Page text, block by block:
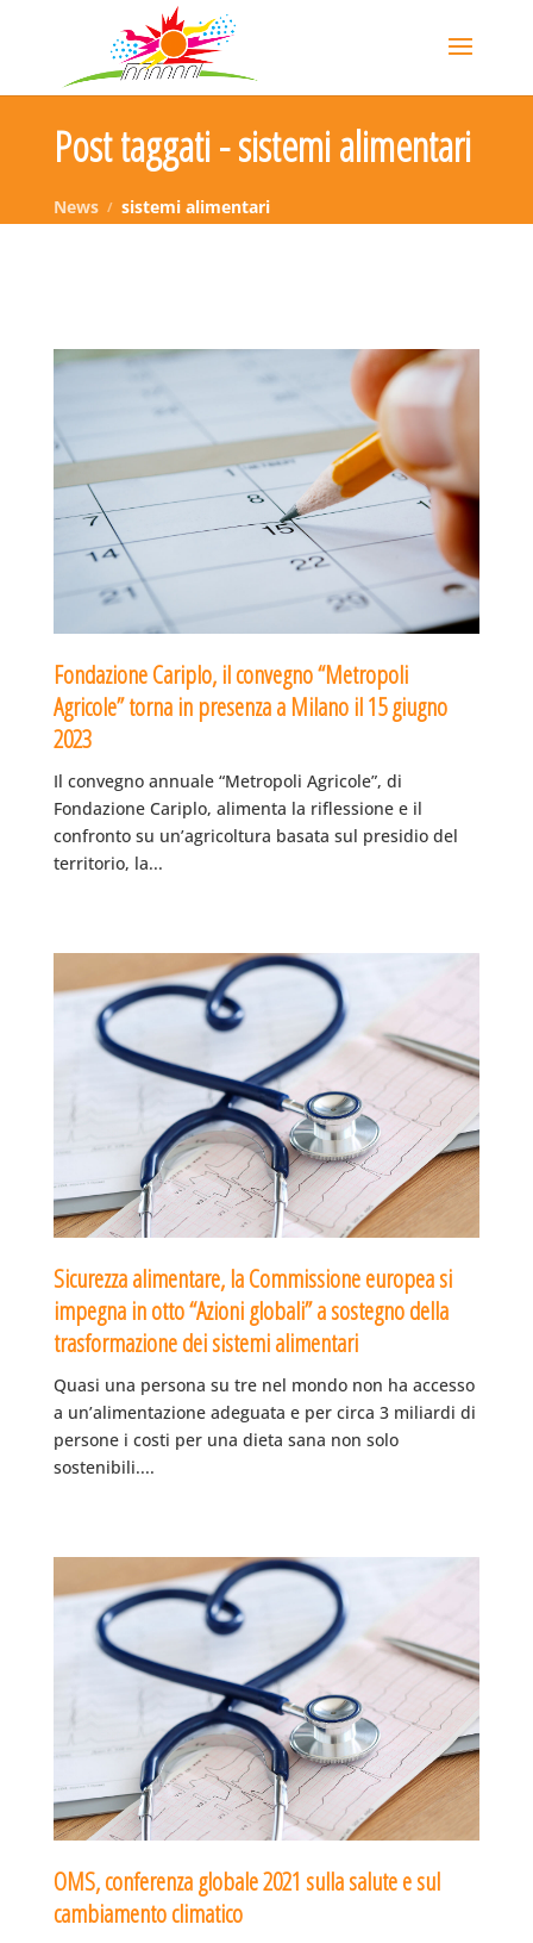
Post taggati - sistemi alimentari
News sistemi alimentari
Fondazione Cariplo, il convegno “Metropoli
Agricole” torna in presenza a Milano il 15 giugno
2023
Il convegno annuale “Metropoli Agricole”, di
Fondazione Cariplo, alimenta la riflessione e il
confronto su un’agricoltura basata sul presidio del
territorio, la...
Sicurezza alimentare, la Commissione europea si
impegna in otto “Azioni globali” a sostegno della
trasformazione dei sistemi alimentari
Quasi una persona su tre nel mondo non ha accesso
a un’alimentazione adeguata e per circa 3 miliardi di
persone i costi per una dieta sana non solo
sostenibili....
OMS, conferenza globale 2021 sulla salute e sul
cambiamento climatico